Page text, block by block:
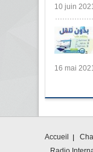
10 juin
16 mai
Accueil